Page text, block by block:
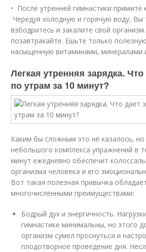
• После утренней гимнастики примите
Чередуя холодную и горячую воду,
взбодритесь и закалите свой
позавтракайте. Ешьте только
насыщенную витаминами, минералами
Легкая утренняя зарядка.
по утрам за 10 минут?
Каким бы сложным это не казалось,
небольшого комплекса упражнений в
минут ежедневно обеспечит
организма человека и его
Вот такая полезная привычка
многочисленными преимуществами:
Бодрый дух и энергичность.
гимнастике минимальны, но этого
организм сумел проснуться и
плодотворное проведение дня.